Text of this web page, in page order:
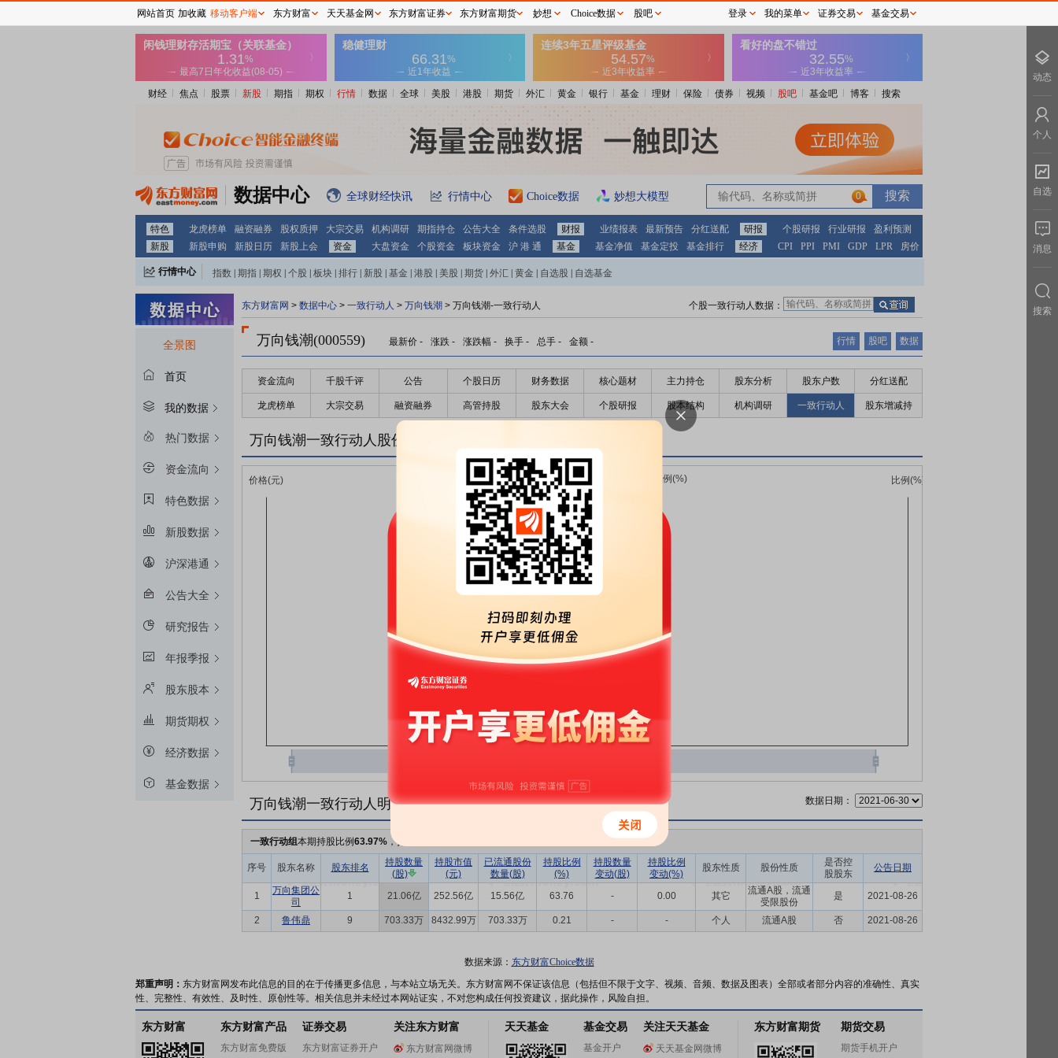
财经 焦点 股票 新股 期指 期权 行情 数据 全球 美股 港股 期货 外汇 黄金 银行 基金 理财 保险 债券 视频 股吧 基金吧 博客 搜索
数据中心 全球财经快讯 行情中心 Choice数据 妙想大模型 0
特色 龙虎榜单 融资融券 股权质押 大宗交易 机构调研 期指持仓 公告大全 条件选股 财报 业绩报表 最新预告 分红送配 研报 个股研报 行业研报
盈利预测
新股
新股申购 新股日历 新股上会 资金 大盘资金 个股资金 板块资金 沪 港 通 基金 基金净值 基金定投 基金排行 经济 CPI PPI PMI GDP LPR 房价
行情中心 指数 期指 期权 个股 板块 排行 新股 基金 港股 美股 期货 外汇 黄金 自选股 自选基金
全景图
首页
我的数据
热门数据
资金流向
特色数据
新股数据
沪深港通
公告大全
研究报告
年报季报
股东股本
期货期权
经济数据
基金数据
东方财富网 > 数据中心 > 一致行动人 > 万向钱潮 > 万向钱潮-一致行动人 个股一致行动人数据：
万向钱潮(000559) 最新价 - 涨跌 - 涨跌幅 - 换手 - 总手 - 金额 - 行情 股吧 数据
资金流向 千股千评 公告 个股日历 财务数据 核心题材 主力持仓 股东分析 股东户数 分红送配
龙虎榜单 大宗交易 融资融券 高管持股 股东大会 个股研报 股本结构 机构调研 一致行动人 股东增减持
万向钱潮一致行动人股份变化趋势图
万向钱潮一致行动人明细 数据日期：
一致行动组本期持股比例63.97% ，持股数量
序号 股东名称 股东排名
持股数量
(股)
持股市值
(元)
已流通股份
数量(股)
持股比例
(%)
持股数量
变动(股)
持股比例
变动(%)
股东性质 股份性质
是否控
股股东
公告日期
1
万向集团公
司
1 21.06亿 252.56亿 15.56亿 63.76 - 0.00 其它
流通A股，流通
受限股份
是 2021-08-26
2 鲁伟鼎 9 703.33万 8432.99万 703.33万 0.21 - - 个人 流通A股 否 2021-08-26
数据来源： 东方财富Choice数据
郑重声明： 东方财富网发布此信息的目的在于传播更多信息，与本站立场无关。东方财富网不保证该信息（包括但不限于文字、视频、音频、数据及图表）全部或者部分内容的准确性、真实
性、完整性、有效性、及时性、原创性等。相关信息并未经过本网站证实，不对您构成任何投资建议，据此操作，风险自担。
东方财富 东方财富产品
东方财富免费版
证券交易
东方财富证券开户
关注东方财富
东方财富网微博
天天基金 基金交易
基金开户
关注天天基金
天天基金网微博
东方财富期货 期货交易
期货手机开户
网站首页 加收藏 移动客户端 东方财富 天天基金网 东方财富证券 东方财富期货 妙想 Choice数据 股吧 登录 我的菜单 证券交易 基金交易
动态
个人
自选
消息
搜索